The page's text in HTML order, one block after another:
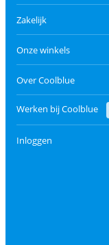
Zakelijk
Onze winkels
Over Coolblue
Werken bij Coolblue
Inloggen